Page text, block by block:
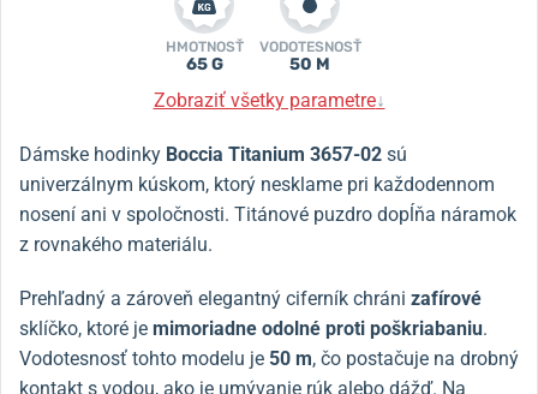
HMOTNOSŤ
65 G
VODOTESNOSŤ
50 M
Zobraziť všetky parametre↓
Dámske hodinky Boccia Titanium 3657-02 sú
univerzálnym kúskom, ktorý nesklame pri každodennom
nosení ani v spoločnosti. Titánové puzdro dopĺňa náramok
z rovnakého materiálu.
Prehľadný a zároveň elegantný ciferník chráni zafírové
sklíčko, ktoré je mimoriadne odolné proti poškriabaniu.
Vodotesnosť tohto modelu je 50 m, čo postačuje na drobný
kontakt s vodou, ako je umývanie rúk alebo dážď. Na